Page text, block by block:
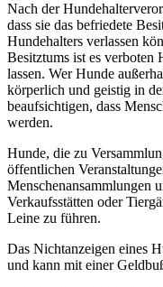
Nach der
dass sie das befriedete
Hundehalters verlassen
Besitztums ist es
lassen. Wer Hunde
körperlich und geistig in
beaufsichtigen, dass
werden.
Hunde, die zu
öffentlichen
Menschenansammlungen
Verkaufsstätten oder
Leine zu führen.
Das Nichtanzeigen eines
und kann mit einer